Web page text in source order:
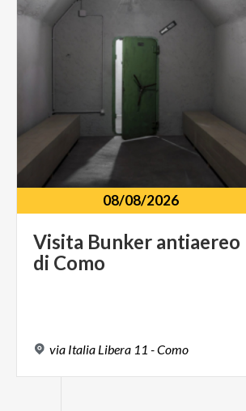
08/08/2026
Visita Bunker antiaereo
di Como
via Italia Libera 11 -Como